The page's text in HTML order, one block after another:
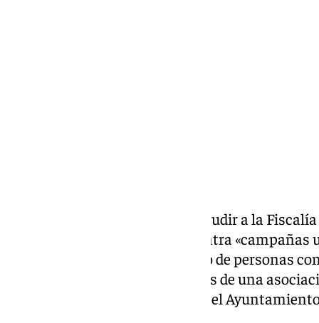
volverá a acudir a la
presentadas anteriormente contra
de la capital, esta vez «por el uso de personas
antiabortista pagada con fondos de una
mobiliario urbano que gestiona el